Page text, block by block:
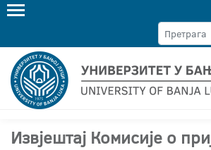
Извјештај Комисије о